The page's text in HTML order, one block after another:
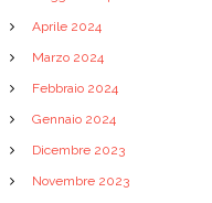
Aprile 2024
Marzo 2024
Febbraio 2024
Gennaio 2024
Dicembre 2023
Novembre 2023